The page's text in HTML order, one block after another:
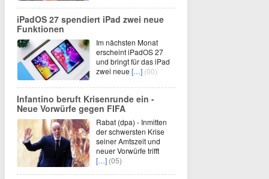
iPadOS 27 spendiert iPad zwei neue
Funktionen
Im nächsten Monat
erscheint iPadOS 27
und bringt für das iPad
zwei neue […] (00)
Infantino beruft Krisenrunde ein -
Neue Vorwürfe gegen FIFA
Rabat (dpa) - Inmitten
der schwersten Krise
seiner Amtszeit und
neuer Vorwürfe trifft
[…] (05)